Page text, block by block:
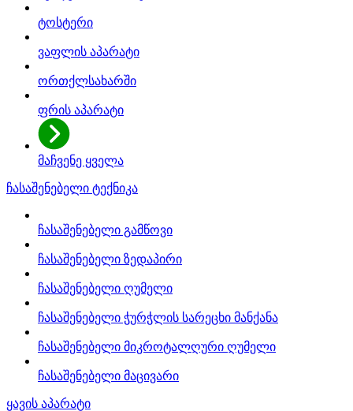
ტოსტერი
ვაფლის აპარატი
ორთქლსახარში
ფრის აპარატი
მაჩვენე ყველა
ჩასაშენებელი ტექნიკა
ჩასაშენებელი გამწოვი
ჩასაშენებელი ზედაპირი
ჩასაშენებელი ღუმელი
ჩასაშენებელი ჭურჭლის სარეცხი მანქანა
ჩასაშენებელი მიკროტალღური ღუმელი
ჩასაშენებელი მაცივარი
ყავის აპარატი